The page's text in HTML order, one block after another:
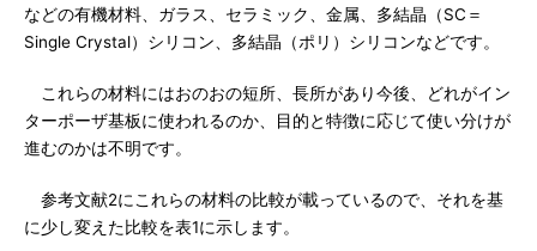
などの有機材料、ガラス、セラミック、金属、多結晶（SC＝
Single Crystal）シリコン、多結晶（ポリ）シリコンなどです。
これらの材料にはおのおの短所、長所があり今後、どれがイン
ターポーザ基板に使われるのか、目的と特徴に応じて使い分けが
進むのかは不明です。
参考文献2にこれらの材料の比較が載っているので、それを基
に少し変えた比較を表1に示します。